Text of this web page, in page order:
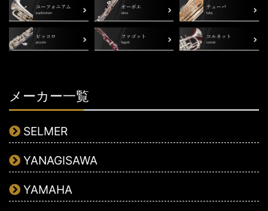
メーカー一覧
SELMER
YANAGISAWA
YAMAHA